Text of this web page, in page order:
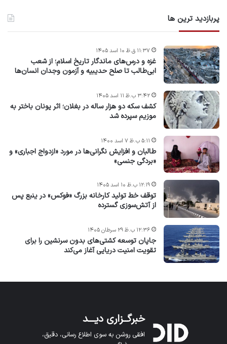
پربازدید ترین ها
غزه و درس‌های ماندگار تاریخ اسلام؛ از شعب
ابی‌طالب تا صلح حدیبیه و آزمون وجدان انسان‌ها
۱۱:۳۷ ق.ظ ۱۰ اسد ۱۴۰۵
کشف سکه دو هزار ساله در بغلان؛ اثر یونان باختر به
موزیم سپرده شد
۳:۴۲ ب.ظ ۱۱ اسد ۱۴۰۵
طالبان و افزایش نگرانی‌ها در مورد «ازدواج اجباری» و
«بردگی جنسی»
۵:۱۱ ب.ظ ۷ اسد ۱۴۰۰
توقف خط تولید کارخانه بزرگ «فوکس» در ینبع پس
از آتش‌سوزی گسترده
۱۲:۱۹ ب.ظ ۱۰ اسد ۱۴۰۵
جاپان توسعه کشتی‌های بدون سرنشین را برای
تقویت امنیت دریایی آغاز می‌کند
۱۲:۳۶ ب.ظ ۲۹ سرطان ۱۴۰۵
خبرگــزاری دیـــد
افقی روشن به سوی اطلاع رسانی، دقیق،